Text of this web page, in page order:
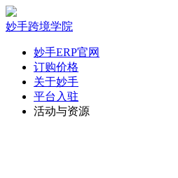
妙手跨境学院
妙手ERP官网
订购价格
关于妙手
平台入驻
活动与资源